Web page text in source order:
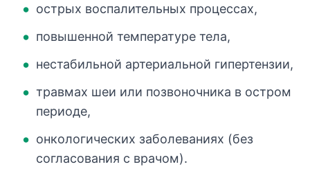
острых воспалительных процессах,
повышенной температуре тела,
нестабильной артериальной гипертензии,
травмах шеи или позвоночника в остром
периоде,
онкологических заболеваниях (без
согласования с врачом).